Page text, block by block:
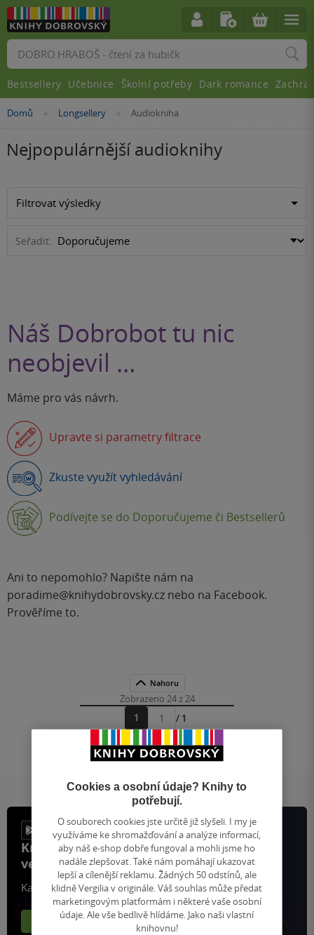
Nacházíte
zde:
Domů »
Longsellery »Audiokniha
Nejpopulárnější audioknihy
Filtrovat výsledky
Seřadit:
Náš Dobrobot tu nic
neobjevil …
Máme pro vás návrh.
Upravte si parametry filtrace
Zkuste využít vyhledávání
Podívejte se do Doporučujeme či Bestsellerů
Ani to nepomohlo? Napište nám na
poradime@knihydobrovsky.cz nebo na Facebook.
Prověříme to.
Nahoru
Zobrazeno 24 z 24
1
Přejít
stránku
/ 1
Vyhledávání
Bestsellery Učebnice Školní potřeby Dark romance
Knihy, recenze a klubové výhody
ve vaší kapse a naší appce KDčko
Každý měsíc společně přečteme tisíce knih
Více o aplikaci Více o klubu
Cookies a osobní údaje? Knihy to
potřebují.
O souborech cookies jste určitě již slyšeli. I my je
využíváme ke shromažďování a analýze informací,
aby náš e-shop dobře fungoval a mohli jsme ho
nadále zlepšovat. Také nám pomáhají ukazovat
lepší a cílenější reklamu. Žádných 50 odstínů, ale
klidně Vergilia v originále. Váš souhlas může předat
marketingovým platformám i některé vaše osobní
údaje. Ale vše bedlivě hlídáme. Jako naši vlastní
knihovnu!